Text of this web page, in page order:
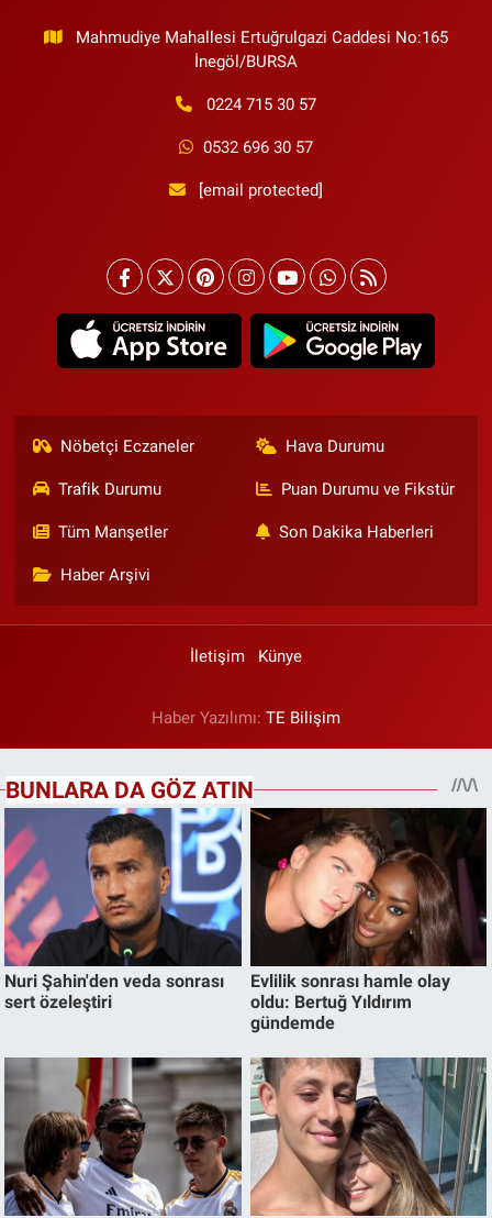
Mahmudiye Mahallesi Ertuğrulgazi Caddesi No:165
İnegöl/BURSA
0224 715 30 57
0532 696 30 57
[email protected]
Nöbetçi Eczaneler Hava Durumu
Trafik Durumu Puan Durumu ve Fikstür
Tüm Manşetler Son Dakika Haberleri
Haber Arşivi
İletişim Künye
Haber Yazılımı: TE Bilişim